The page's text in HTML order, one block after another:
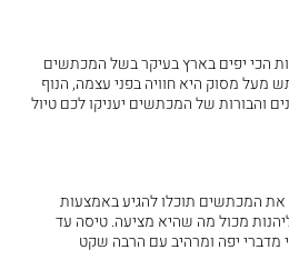
הכי יפים בארץ בעיקר בשל המכתשים
מעל מסוק היא חוויה בפני עצמה, הנוף
והבורות של המכתשים יעניקו לכם טיול
המכתשים תוכלו להגיע באמצעות
מכול מה שהיא מציעה. טיסה עד
מדברי יפה ומרהיב עם הרבה שקט